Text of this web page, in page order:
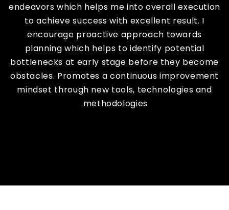
endeavors which helps me into overall execution
to achieve success with excellent result. I
encourage proactive approach towards
planning which helps to identify potential
bottlenecks at early stage before they become
obstacles. Promotes a continuous improvement
mindset through new tools, technologies and
methodologies.